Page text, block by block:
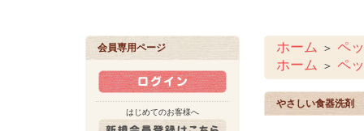
会員専用ページ
はじめてのお客様へ
ホーム ＞ ペ
ホーム ＞ ペ
やさしい食器洗剤